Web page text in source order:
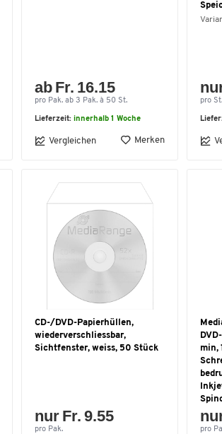
ab Fr. 16.15
pro Pak. ab 3 Pak. à 50 St.
Lieferzeit: innerhalb 1 Woche
Vergleichen Merken
pro St.
CD-/DVD-Papierhüllen,
wiederverschliessbar,
Sichtfenster, weiss, 50 Stück
nur Fr. 9.55
pro Pak.
min,
pro